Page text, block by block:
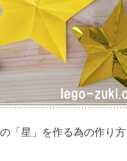
「星」を作る為の作り方